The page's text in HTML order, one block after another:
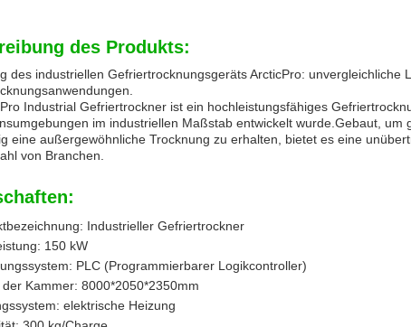
des Produkts:
des industriellen Gefriertrocknungsgeräts ArcticPro: unvergleichliche
Industrial Gefriertrockner ist ein hochleistungsfähiges
im industriellen Maßstab entwickelt wurde.Gebaut,
eine außergewöhnliche Trocknung zu erhalten, bietet es eine
von Branchen.
Industrieller Gefriertrockner
150 kW
PLC (Programmierbarer Logikcontroller)
Kammer: 8000*2050*2350mm
elektrische Heizung